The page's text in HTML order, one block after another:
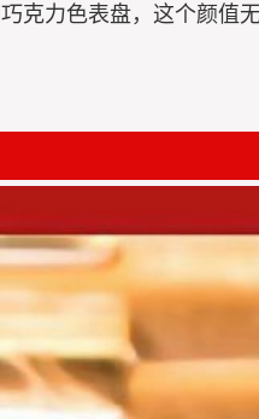
克力色表盘，这个颜值无